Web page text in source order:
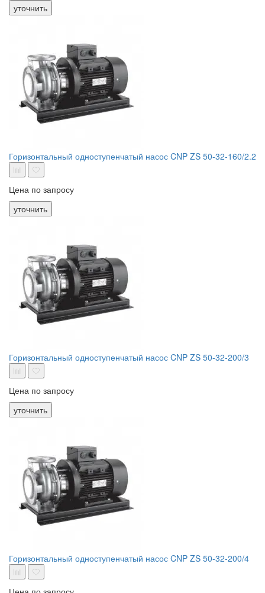
уточнить
Горизонтальный одноступенчатый насос CNP ZS 50-32-160/2.2
Цена по запросу
уточнить
Горизонтальный одноступенчатый насос CNP ZS 50-32-200/3
Цена по запросу
уточнить
Горизонтальный одноступенчатый насос CNP ZS 50-32-200/4